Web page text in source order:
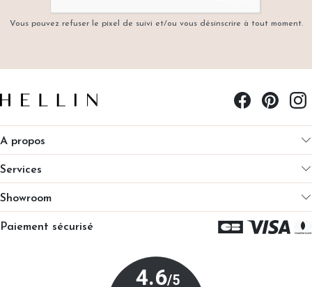
Vous pouvez refuser le pixel de suivi et/ou vous désinscrire à tout moment.
A propos
Services
Showroom
Paiement sécurisé